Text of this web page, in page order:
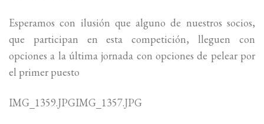
Esperamos con ilusión que alguno de nuestros socios,
que participan en esta competición, lleguen con
opciones a la última jornada con opciones de pelear por
el primer puesto
IMG_1359.JPGIMG_1357.JPG